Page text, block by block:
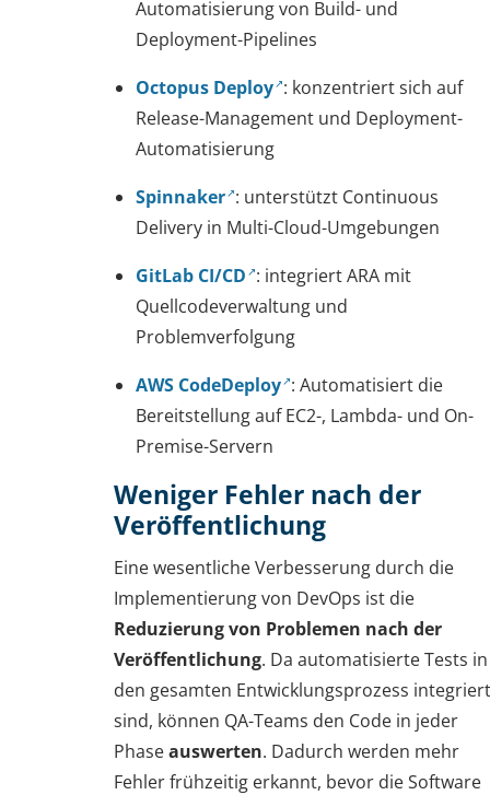
Automatisierung von Build- und
Deployment-Pipelines
Octopus Deploy : konzentriert sich auf
Release-Management und Deployment-
Automatisierung
Spinnaker : unterstützt Continuous
Delivery in Multi-Cloud-Umgebungen
GitLab CI/CD : integriert ARA mit
Quellcodeverwaltung und
Problemverfolgung
AWS CodeDeploy : Automatisiert die
Bereitstellung auf EC2-, Lambda- und On-
Premise-Servern
Weniger Fehler nach der
Veröffentlichung
Eine wesentliche Verbesserung durch die
Implementierung von DevOps ist die
Reduzierung von Problemen nach der
Veröffentlichung. Da automatisierte Tests in
den gesamten Entwicklungsprozess integriert
sind, können QA-Teams den Code in jeder
Phaseauswerten. Dadurch werden mehr
Fehler frühzeitig erkannt, bevor die Software